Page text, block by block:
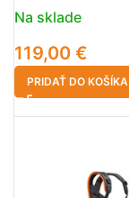
Na sklade
119,00 €
PRIDAŤ DO KOŠÍKA